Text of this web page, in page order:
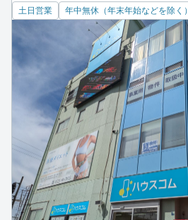
土日営業 年中無休（年末年始などを除く）